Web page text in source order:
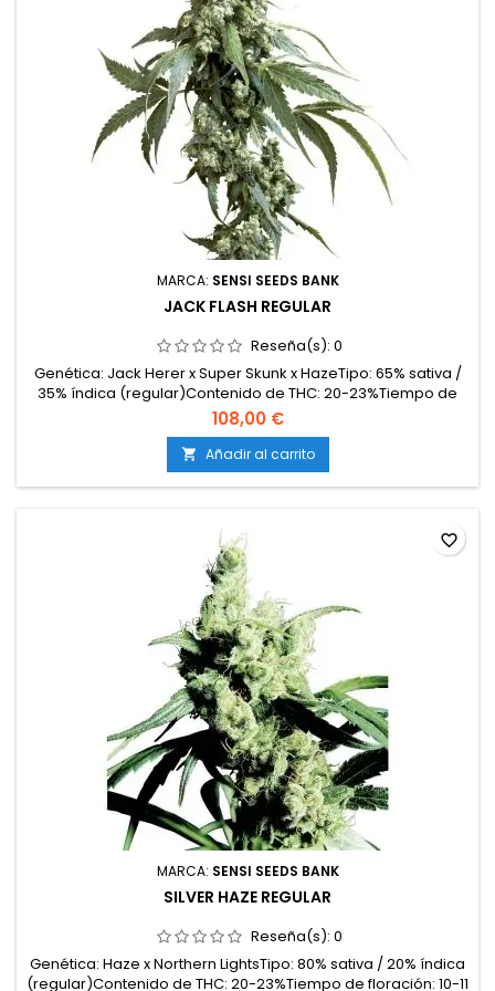
MARCA: SENSI SEEDS BANK
JACK FLASH REGULAR
Reseña(s): 0
Genética: Jack Herer x Super Skunk x HazeTipo: 65% sativa /
35% índica (regular)Contenido de THC: 20-23%Tiempo de
floración: 9-10 semanas en interiorCosecha en
exterior: Mediados – finales de octubreProducción en
interior: 500-600 g/m²Producción en exterior: más de 700
g/plantaAltura: 120-160 cm en interior; hasta 250 cm en...
108,00 €
 Añadir al carrito
MARCA: SENSI SEEDS BANK
SILVER HAZE REGULAR
Reseña(s): 0
Genética: Haze x Northern LightsTipo: 80% sativa / 20% índica
(regular)Contenido de THC: 20-23%Tiempo de floración: 10-11
favorite_border